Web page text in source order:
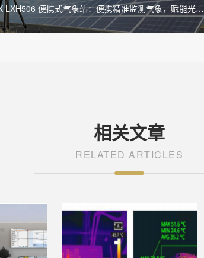
LXH506 便携式气象站：便携精准监测气象，赋能光伏
维决策
相关文章
RELATED ARTICLES